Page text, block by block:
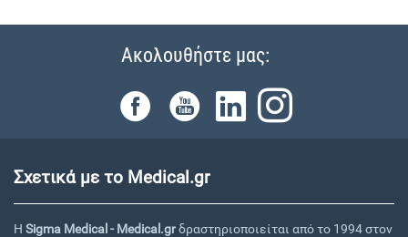
Ακολουθήστε μας:
Σχετικά με το Medical.gr
Η Sigma Medical - Medical.grδραστηριοποιείται από το 1994 στον